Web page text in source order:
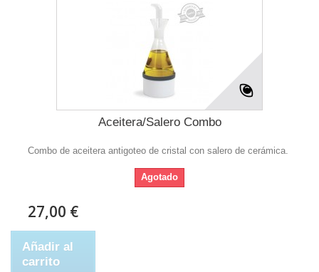
Aceitera/Salero Combo
Combo de aceitera antigoteo de cristal con salero de cerámica.
Agotado
27,00 €
Añadir al
carrito